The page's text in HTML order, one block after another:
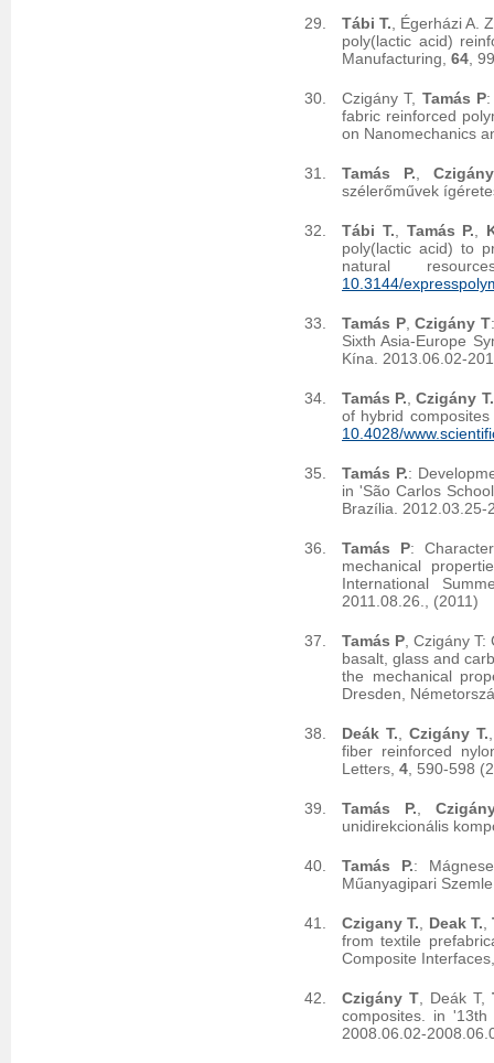
Tábi T. , Égerházi A.
poly(lactic acid)
Manufacturing, 64 ,
Czigány T, Tamás P
fabric reinforced
on Nanomechanics
Tamás P. ,
szélerőművek
Tábi T. Tamás P.
poly(lactic acid) to
natural
10.3144/
Tamás P,Czigány T
Sixth Asia-Europe
Kína. 2013.06.02-
Tamás P. ,Czigány T.
of hybrid
10.4028/
Tamás P.:
in 'São Carlos
Brazília.
Tamás P:
mechanical
International
2011.08.26., (2011)
Tamás P , Czigány
basalt, glass and
the mechanical
Dresden,
Deák T. ,Czigány T.
fiber reinforced
Letters, 4 , 590-598
Tamás P. ,
unidirekcionális
Tamás P.:
Műanyagipari
Czigany T. Deak T. ,
from textile
Composite
Czigány T , Deák T,
composites. in '13th
2008.06.02-